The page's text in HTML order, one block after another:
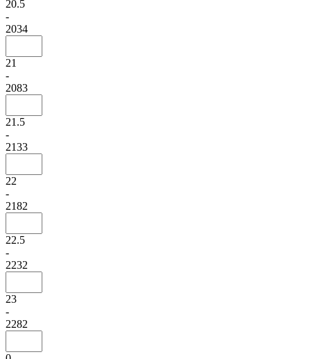
20.5
-
2034
21
-
2083
21.5
-
2133
22
-
2182
22.5
-
2232
23
-
2282